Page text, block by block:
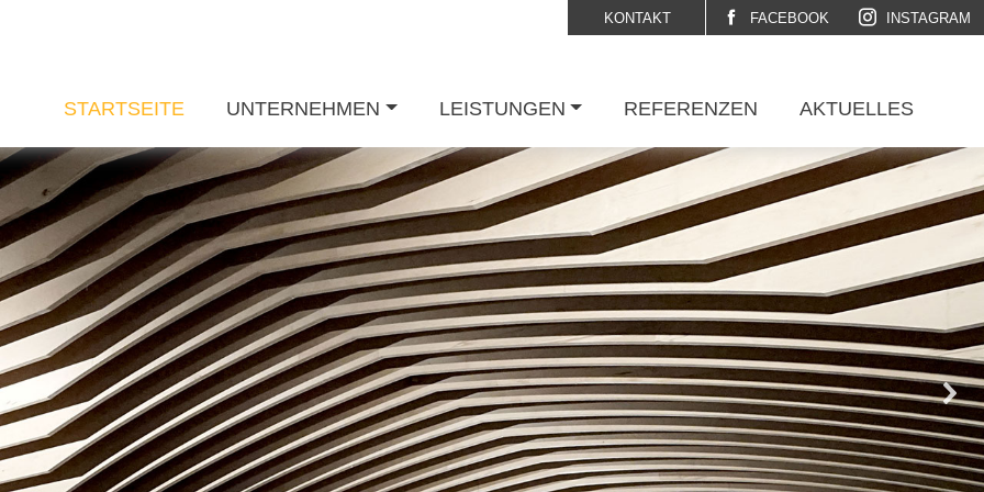
KONTAKT FACEBOOK INSTAGRAM
STARTSEITE UNTERNEHMEN LEISTUNGEN REFERENZEN AKTUELLES